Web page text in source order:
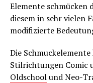
Elemente schmücken
diesem in sehr vielen
modifizierte
Die
Stilrichtungen Comic
Oldschoolund Neo-